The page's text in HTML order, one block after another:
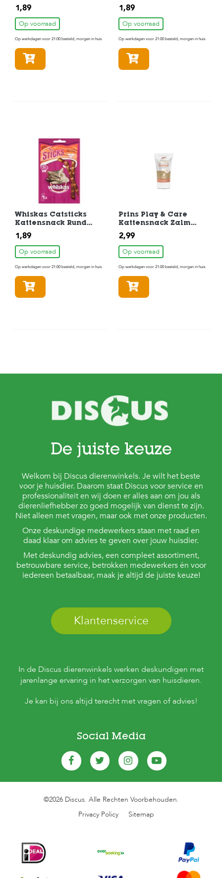
gram
1,89
Op voorraad
Op werkdagen voor 21:00 besteld, morgen in huis
1,89
Op voorraad
Op werkdagen voor 21:00 besteld, morgen in huis
Whiskas Catsticks
Kattensnack Rund
18gr
1,89
Op voorraad
Op werkdagen voor 21:00 besteld, morgen in huis
Prins Play & Care
Kattensnack Zalm
75gr
2,99
Op voorraad
Op werkdagen voor 21:00 besteld, morgen in huis
De juiste keuze
Welkom bij Discus dierenwinkels. Je wilt het beste
voor je huisdier. Daarom staat Discus voor service en
professionaliteit en wij doen er alles aan om jou als
dierenliefhebber zo goed mogelijk van dienst te zijn.
Niet alleen met vragen, maar ook met onze producten.
Onze deskundige medewerkers staan met raad en
daad klaar om advies te geven over jouw huisdier.
Met deskundig advies, een compleet assortiment,
betrouwbare service, betrokken medewerkers én voor
iedereen betaalbaar, maak je altijd de juiste keuze!
Klantenservice
In de Discus dierenwinkels werken deskundigen met
jarenlange ervaring in het verzorgen van huisdieren.
Je kan bij ons altijd terecht met vragen of advies!
Social Media
©2026 Discus. Alle Rechten Voorbehouden.
Privacy Policy
Sitemap